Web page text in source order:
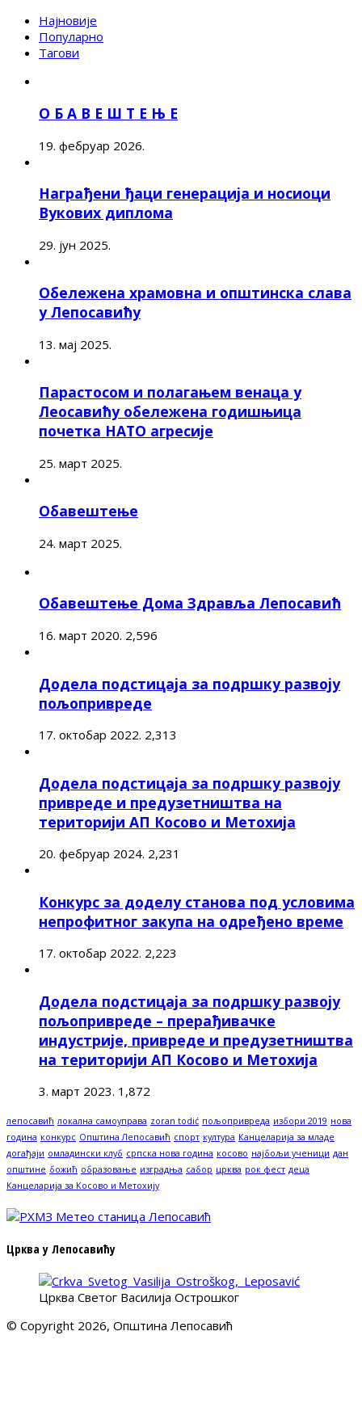
Најновије
Популарно
Тагови
О Б А В Е Ш Т Е Њ Е
19. фебруар 2026.
Награђени ђаци генерација и носиоци
Вукових диплома
29. јун 2025.
Обележена храмовна и општинска слава
у Лепосавићу
13. мај 2025.
Парастосом и полагањем венаца у
Леосавићу обележена годишњица
почетка НАТО агресије
25. март 2025.
Обавештење
24. март 2025.
Обавештење Дома Здравља Лепосавић
16. март 2020. 2,596
Додела подстицаја за подршку развоју
пољопривреде
17. октобар 2022. 2,313
Додела подстицаја за подршку развоју
привреде и предузетништва на
територији АП Косово и Метохија
20. фебруар 2024. 2,231
Конкурс за доделу станова под условима
непрофитног закупа на одређено време
17. октобар 2022. 2,223
Додела подстицаја за подршку развоју
пољопривреде – прерађивачке
индустрије, привреде и предузетништва
на територији АП Косово и Метохија
3. март 2023. 1,872
лепосавић локална самоуправа zoran todić пољопривреда избори 2019 нова
година конкурс Општина Лепосавић спорт култура Канцеларија за младе
догађаји омладински клуб српска нова година косово најбољи ученици дан
општине божић образовање изградња сабор црква рок фест деца
Канцеларија за Косово и Метохију
Црква у Лепосавићу
Црква Светог Василија Острошког
© Copyright 2026, Општина Лепосавић